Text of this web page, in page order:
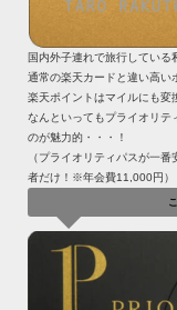
国内外子連れで旅行している
通常の楽天カードと違い高い
楽天ポイントはマイルにも変
なんといってもプライオリテ
のが魅力的・・・！
（プライオリティパスが一
者だけ！※年会費11,000円）